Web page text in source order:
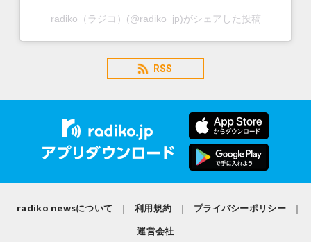
radiko（ラジコ）(@radiko_jp)がシェアした投稿
RSS
radiko newsについて 利用規約
プライバシーポリシー
運営会社